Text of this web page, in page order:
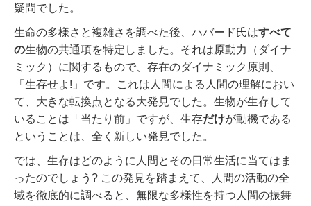
疑問でした。
生命の多様さと複雑さを調べた後、ハバード氏はすべて
の生物の共通項を特定しました。それは原動力（ダイナ
ミック）に関するもので、存在のダイナミック原則、
「生存せよ!」です。これは人間による人間の理解におい
て、大きな転換点となる大発見でした。生物が生存して
いることは「当たり前」ですが、生存だけが動機である
ということは、全く新しい発見でした。
では、生存はどのように人間とその日常生活に当てはま
ったのでしょう? この発見を踏まえて、人間の活動の全
域を徹底的に調べると、無限な多様性を持つ人間の振舞